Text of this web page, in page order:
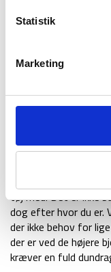
Statistik
Marketing
med.
man skal have
International har
specifikt til Mount
Tøj
I ekstreme
tøj med. Det er ikke
dog efter hvor du er.
der ikke behov for
der er ved de højere
kræver en fuld